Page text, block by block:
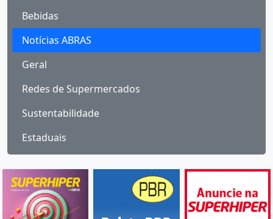
Bebidas
Notícias ABRAS
Geral
Redes de Supermercados
Sustentabilidade
Estaduais